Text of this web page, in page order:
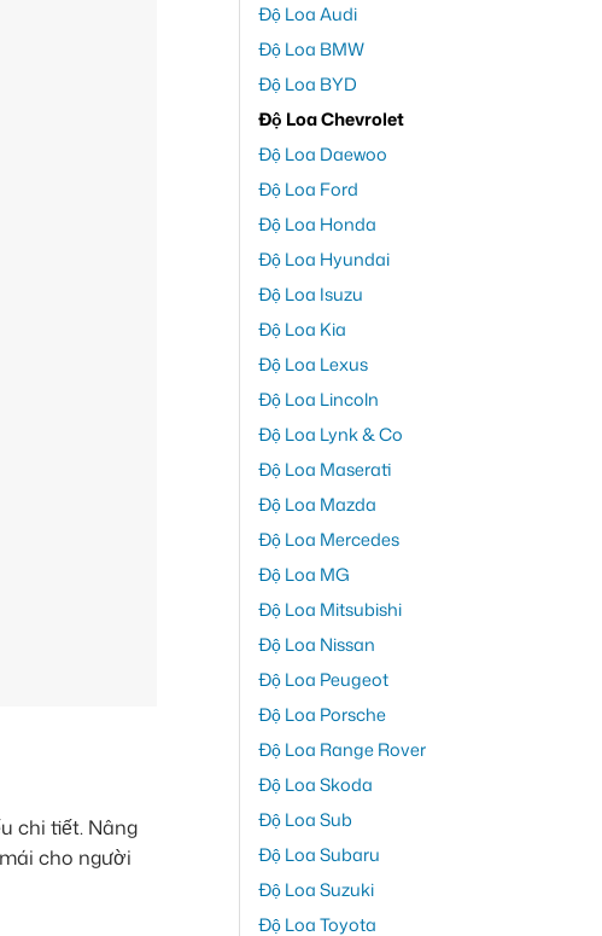
chi tiết. Nâng
cho người
Độ Loa Audi
Độ Loa BMW
Độ Loa BYD
Độ Loa Chevrolet
Độ Loa Daewoo
Độ Loa Ford
Độ Loa Honda
Độ Loa Hyundai
Độ Loa Isuzu
Độ Loa Kia
Độ Loa Lexus
Độ Loa Lincoln
Độ Loa Lynk & Co
Độ Loa Maserati
Độ Loa Mazda
Độ Loa Mercedes
Độ Loa MG
Độ Loa Mitsubishi
Độ Loa Nissan
Độ Loa Peugeot
Độ Loa Porsche
Độ Loa Range Rover
Độ Loa Skoda
Độ Loa Sub
Độ Loa Subaru
Độ Loa Suzuki
Độ Loa Toyota